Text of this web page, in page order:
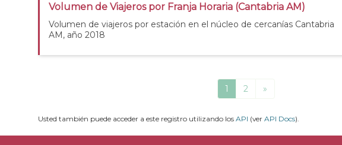
Volumen de Viajeros por Franja Horaria (Cantabria AM)
Volumen de viajeros por estación en el núcleo de cercanías Cantabria
AM, año 2018
1 2 »
Usted también puede acceder a este registro utilizando los API (ver API Docs).